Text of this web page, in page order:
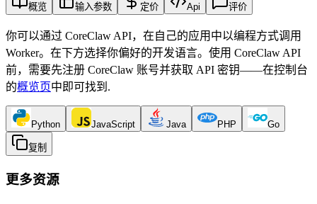
概览 输入参数 定价 Api 评价
你可以通过 CoreClaw API，在自己的应用中以编程方式调用
Worker。在下方选择你偏好的开发语言。使用 CoreClaw API
前，需要先注册 CoreClaw 账号并获取 API 密钥——在控制台
的概览页中即可找到 .
Python JavaScript Java PHP Go
复制
更多资源